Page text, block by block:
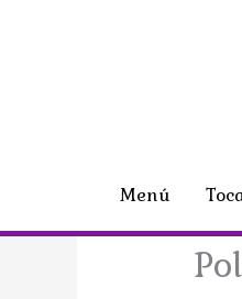
Menú